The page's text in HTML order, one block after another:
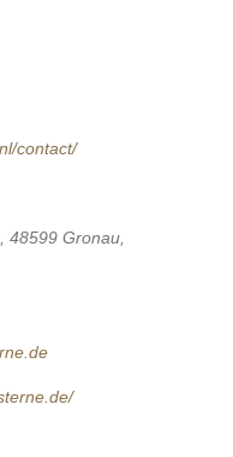
contact/
48599 Gronau,